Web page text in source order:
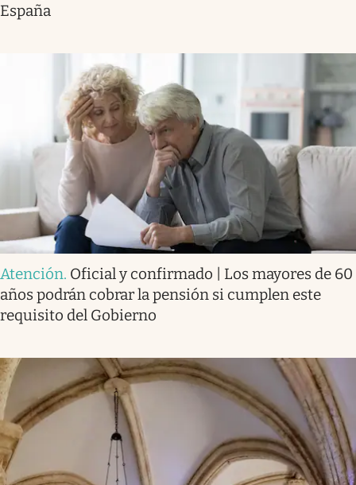
España
Atención. Oficial y confirmado | Los mayores de 60
años podrán cobrar la pensión si cumplen este
requisito del Gobierno